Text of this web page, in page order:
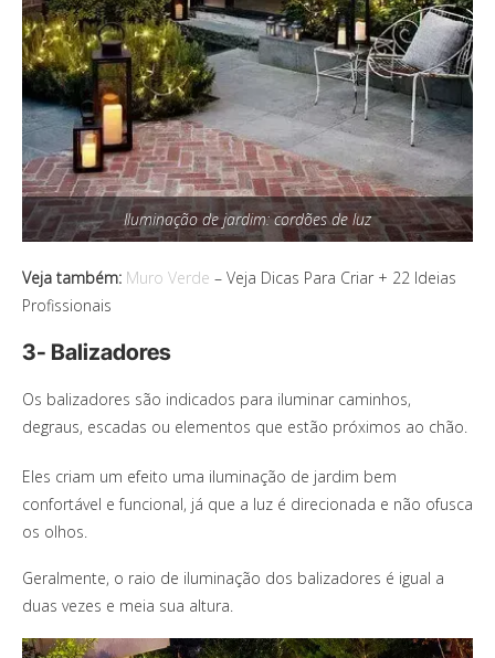
Iluminação de jardim: cordões de luz
Veja também: Muro Verde – Veja Dicas Para Criar + 22 Ideias
Profissionais
3- Balizadores
Os balizadores são indicados para iluminar caminhos,
degraus, escadas ou elementos que estão próximos ao chão.
Eles criam um efeito uma iluminação de jardim bem
confortável e funcional, já que a luz é direcionada e não ofusca
os olhos.
Geralmente, o raio de iluminação dos balizadores é igual a
duas vezes e meia sua altura.